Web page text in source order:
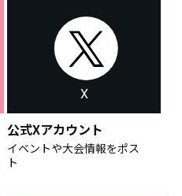
X
公式Xアカウント
イベントや大会情報をポス
ト